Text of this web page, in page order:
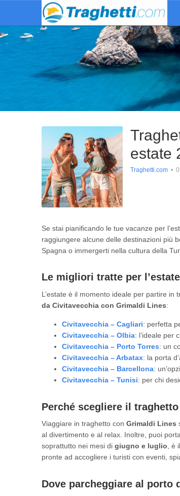
estate
Traghetti.com •
Se stai pianificando le tue vacanze per
raggiungere alcune delle destinazioni più
Spagna o immergerti nella cultura della
Le migliori tratte per
L’estate è il momento ideale per partire
da Civitavecchia con Grimaldi Lines:
Civitavecchia – Cagliari: perfetta
Civitavecchia – Olbia: l’ideale per
Civitavecchia – Porto Torres: un
Civitavecchia – Arbatax: la porta
Civitavecchia – Barcellona:
Civitavecchia – Tunisi: per chi
Perché scegliere il
Viaggiare in traghetto con Grimaldi Lines
al divertimento e al relax. Inoltre, puoi
soprattutto nei mesi di giugno e luglio, è
pronte ad accogliere i turisti con eventi,
Dove parcheggiare al porto